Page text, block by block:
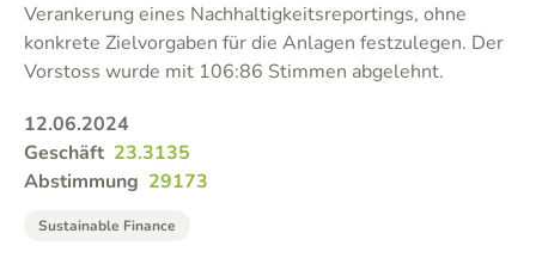
Verankerung eines Nachhaltigkeitsreportings, ohne
konkrete Zielvorgaben für die Anlagen festzulegen. Der
Vorstoss wurde mit 106:86 Stimmen abgelehnt.
12.06.2024
Geschäft 23.3135
Abstimmung 29173
Sustainable Finance